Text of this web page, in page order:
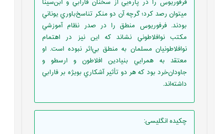
فرفوريوس را در پاره‌يي از سخنان فارابي و ابن‌سينا
ميتوان رصد کرد؛ گرچه آن دو منکر تناسخ‌باوري يوناني
بودند. فرفوريوس منطق را در صدر نظام آموزشي
مکتب نوافلاطوني نشاند که اين نيز در اهتمام
نوافلاطونيان مسلمان به منطق بي‌اثر نبوده است. او
معتقد به همرايي بنيادين افلاطون و ارسطو و
جاودان‌خرد بود که هر دو تأثير آشکاري بويژه بر فارابي
داشته‌اند.
چکیده انگلیسی: